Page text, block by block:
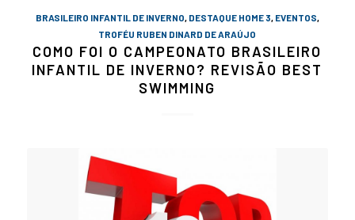
BRASILEIRO INFANTIL DE INVERNO, DESTAQUE HOME 3, EVENTOS,
TROFÉU RUBEN DINARD DE ARAÚJO
COMO FOI O CAMPEONATO BRASILEIRO
INFANTIL DE INVERNO? REVISÃO BEST
SWIMMING